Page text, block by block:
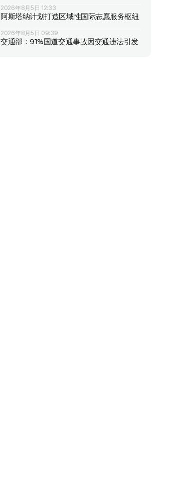
2026年8月5日 12:33
阿斯塔纳计划打造区域性国际志愿服务枢纽
2026年8月5日 09:39
交通部：91%国道交通事故因交通违法引发